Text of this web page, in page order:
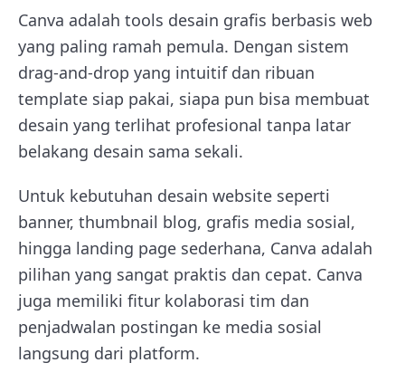
Canva adalah tools desain grafis berbasis web
yang paling ramah pemula. Dengan sistem
drag-and-drop yang intuitif dan ribuan
template siap pakai, siapa pun bisa membuat
desain yang terlihat profesional tanpa latar
belakang desain sama sekali.
Untuk kebutuhan desain website seperti
banner, thumbnail blog, grafis media sosial,
hingga landing page sederhana, Canva adalah
pilihan yang sangat praktis dan cepat. Canva
juga memiliki fitur kolaborasi tim dan
penjadwalan postingan ke media sosial
langsung dari platform.